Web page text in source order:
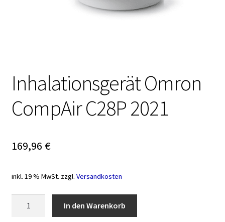
Inhalationsgerät Omron
CompAir C28P 2021
169,96 €
inkl. 19 % MwSt. zzgl. Versandkosten
In den Warenkorb